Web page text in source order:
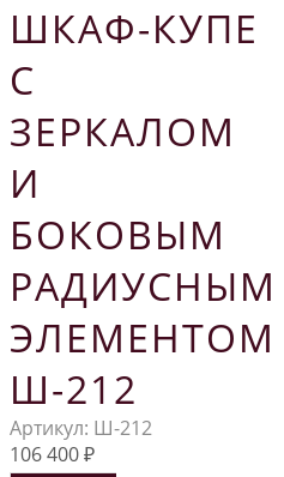
ШКАФ-КУПЕ
С
ЗЕРКАЛОМ
И
БОКОВЫМ
РАДИУСНЫМ
ЭЛЕМЕНТОМ
Ш-212
Артикул: Ш-212
106 400₽